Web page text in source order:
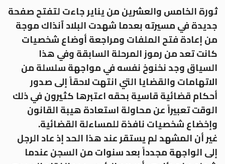
ثورة الخامس والعشرين من يناير جاءت لتفتح صفحة
جديدة في مسيرته بعدما شهدت البلاد آنذاك موجة
من إعادة فتح الملفات ومراجعة أوضاع شخصيات
كانت تعد من رموز المرحلة السابقة وفي هذا
السياق وجد نخنوخ نفسه في مواجهة سلسلة من
الاتهامات والقضايا التي انتهت لاحقاً إلى صدور
أحكام قضائية قاسية بحقه اعتبرها كثيرون في ذلك
الوقت تعبيراً عن محاولة استعادة هيبة القانون
وإخضاع شخصيات نافذة للمساءلة القضائية.
غير أن المشهد لم يستقر عند هذا الحد إذ عاد الرجل
إلى الواجهة مجدداً بعد سنوات من السجن عندما